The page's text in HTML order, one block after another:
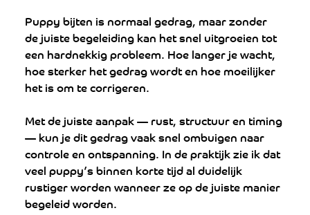
Puppy bijten is normaal gedrag, maar zonder
de juiste begeleiding kan het snel uitgroeien tot
een hardnekkig probleem. Hoe langer je wacht,
hoe sterker het gedrag wordt en hoe moeilijker
het is om te corrigeren.
Met de juiste aanpak — rust, structuur en timing
— kun je dit gedrag vaak snel ombuigen naar
controle en ontspanning. In de praktijk zie ik dat
veel puppy’s binnen korte tijd al duidelijk
rustiger worden wanneer ze op de juiste manier
begeleid worden.